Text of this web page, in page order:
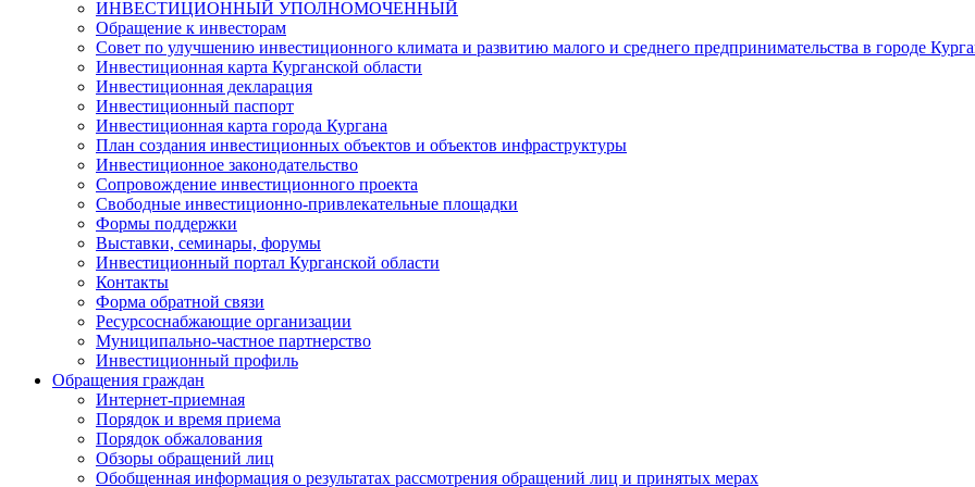
ИНВЕСТИЦИОННЫЙ УПОЛНОМОЧЕННЫЙ
Обращение к инвесторам
Совет по улучшению инвестиционного климата и развитию малого и среднего предпринимательства в городе
Инвестиционная карта Курганской области
Инвестиционная декларация
Инвестиционный паспорт
Инвестиционная карта города Кургана
План создания инвестиционных объектов и объектов инфраструктуры
Инвестиционное законодательство
Сопровождение инвестиционного проекта
Свободные инвестиционно-привлекательные площадки
Формы поддержки
Выставки, семинары, форумы
Инвестиционный портал Курганской области
Контакты
Форма обратной связи
Ресурсоснабжающие организации
Муниципально-частное партнерство
Инвестиционный профиль
Обращения граждан
Интернет-приемная
Порядок и время приема
Порядок обжалования
Обзоры обращений лиц
Обобщенная информация о результатах рассмотрения обращений лиц и принятых мерах